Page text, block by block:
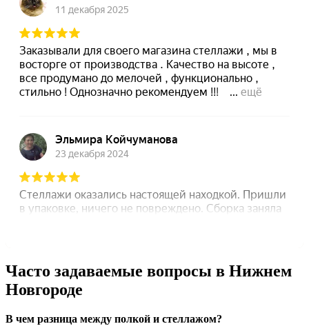
Часто задаваемые вопросы в Нижнем
Новгороде
В чем разница между полкой и стеллажом?